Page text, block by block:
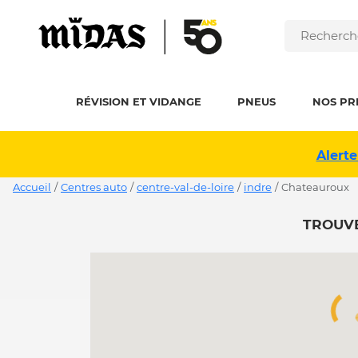
RÉVISION ET VIDANGE PNEUS NOS
Accueil / Centres auto / centre-val-de-loire / indre / chateauroux